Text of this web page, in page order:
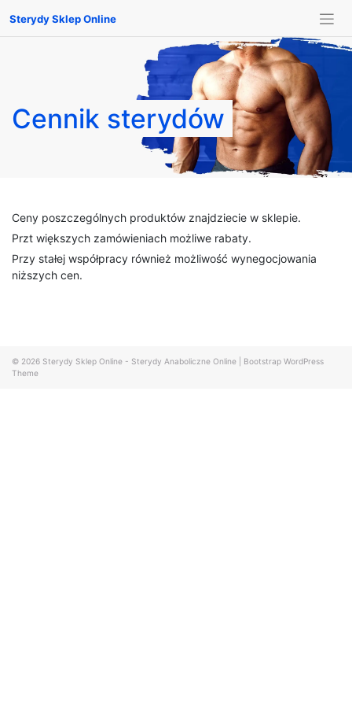
Sterydy Sklep Online
Cennik sterydów
Ceny poszczególnych produktów znajdziecie w sklepie.
Przt większych zamówieniach możliwe rabaty.
Przy stałej współpracy również możliwość wynegocjowania
niższych cen.
© 2026 Sterydy Sklep Online - Sterydy Anaboliczne Online
Bootstrap WordPress
Theme